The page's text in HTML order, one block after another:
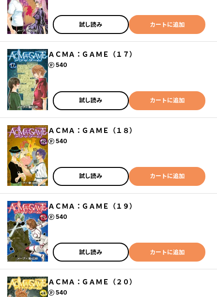
試し読み カートに追加
ＡＣＭＡ：ＧＡＭＥ（１７）
540
ポイント
試し読み カートに追加
ＡＣＭＡ：ＧＡＭＥ（１８）
540
ポイント
試し読み カートに追加
ＡＣＭＡ：ＧＡＭＥ（１９）
540
ポイント
試し読み カートに追加
ＡＣＭＡ：ＧＡＭＥ（２０）
540
ポイント